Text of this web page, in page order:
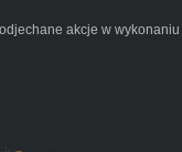
akcje w